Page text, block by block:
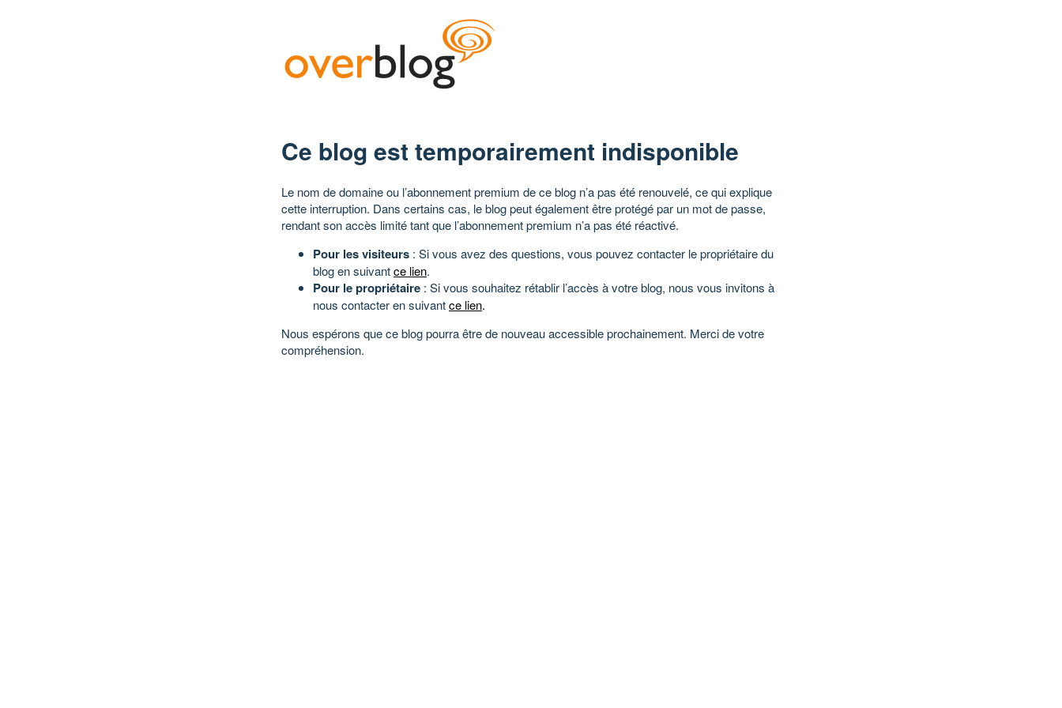
Ce blog est temporairement indisponible
Le nom de domaine ou l’abonnement premium de ce blog n’a pas été renouvelé, ce qui explique
cette interruption. Dans certains cas, le blog peut également être protégé par un mot de passe,
rendant son accès limité tant que l’abonnement premium n’a pas été réactivé.
Pour les visiteurs : Si vous avez des questions, vous pouvez contacter le propriétaire du
blog en suivantce lien.
Pour le propriétaire : Si vous souhaitez rétablir l’accès à votre blog, nous vous invitons à
nous contacter en suivantce lien.
Nous espérons que ce blog pourra être de nouveau accessible prochainement. Merci de votre
compréhension.